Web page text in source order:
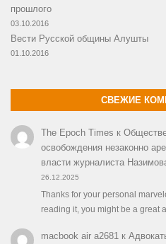
прошлого
03.10.2016
Вести Русской общины Алушты
01.10.2016
СВЕЖИЕ
The Epoch Times к
освобождения незаконно
власти журналиста
26.12.2025
Thanks for your personal
reading it, you might be a great
macbook air a2681 к